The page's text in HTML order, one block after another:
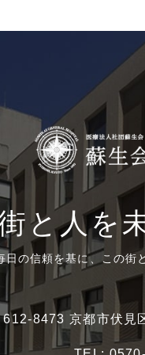
と人を
日の信頼を基に、この街
612-8473 京都市伏見